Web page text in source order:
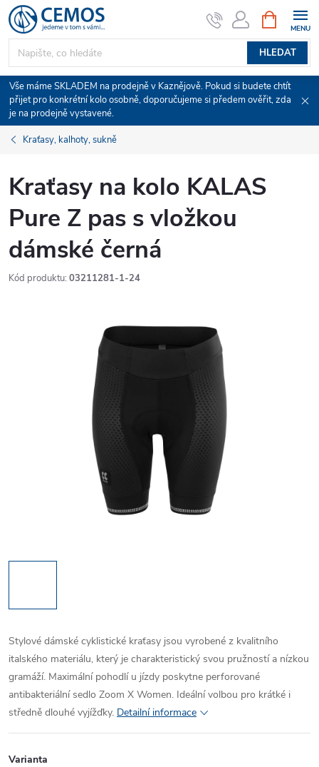
Přejít
na
obsah
HLEDAT
NÁKUPNÍ
KOŠÍK
Vše máme SKLADEM na prodejně v Kaznějově. Pokud si budete chtít
přijet pro konkrétní kolo osobně, doporučujeme si předem ověřit, zda
je na prodejně vystavené.
Kraťasy, kalhoty, sukně
Kraťasy na kolo KALAS
Pure Z pas s vložkou
dámské černá
Kód produktu: 03211281-1-24
Stylové dámské cyklistické kraťasy jsou vyrobené z kvalitního
italského materiálu, který je charakteristický svou pružností a nízkou
gramáží. Maximální pohodlí u jízdy poskytne perforované
antibakteriální sedlo Zoom X Women. Ideální volbou pro krátké i
středně dlouhé vyjížďky. Detailní informace
Varianta